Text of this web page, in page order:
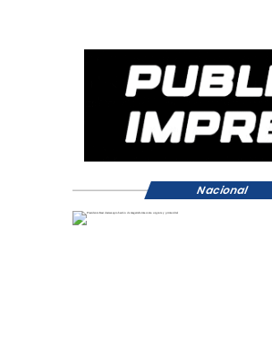
Nacional